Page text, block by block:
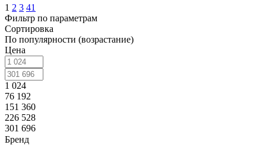
1 2 3 41
Фильтр по параметрам
Сортировка
По популярности (возрастание)
Цена
1 024
76 192
151 360
226 528
301 696
Бренд